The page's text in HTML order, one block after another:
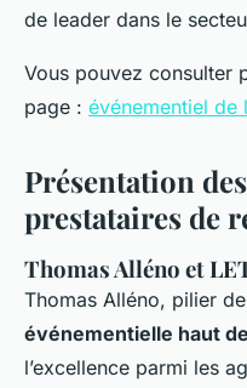
de leader dans le
Vous pouvez consulter
page : événementiel de
Présentation
prestataires de
Thomas Alléno et
Thomas Alléno, pilier de
événementielle haut
l’excellence parmi les